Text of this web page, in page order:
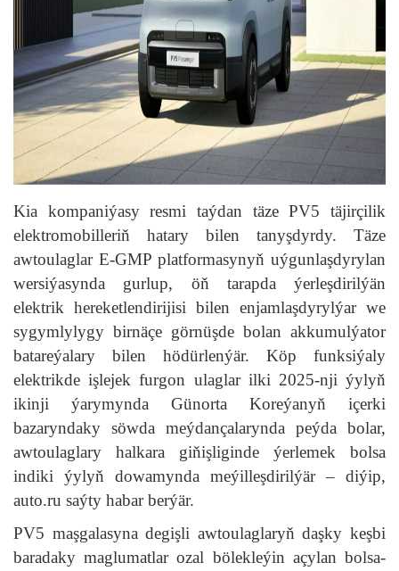
Kia kompaniýasy resmi taýdan täze PV5 täjirçilik
elektromobilleriň hatary bilen tanyşdyrdy. Täze
awtoulaglar E-GMP platformasynyň uýgunlaşdyrylan
wersiýasynda gurlup, öň tarapda ýerleşdirilýän
elektrik hereketlendirijisi bilen enjamlaşdyrylýar we
sygymlylygy birnäçe görnüşde bolan akkumulýator
batareýalary bilen hödürlenýär. Köp funksiýaly
elektrikde işlejek furgon ulaglar ilki 2025-nji ýylyň
ikinji ýarymynda Günorta Koreýanyň içerki
bazaryndaky söwda meýdançalarynda peýda bolar,
awtoulaglary halkara giňişliginde ýerlemek bolsa
indiki ýylyň dowamynda meýilleşdirilýär – diýip,
auto.ru saýty habar berýär.
PV5 maşgalasyna degişli awtoulaglaryň daşky keşbi
baradaky maglumatlar ozal bölekleýin açylan bolsa-